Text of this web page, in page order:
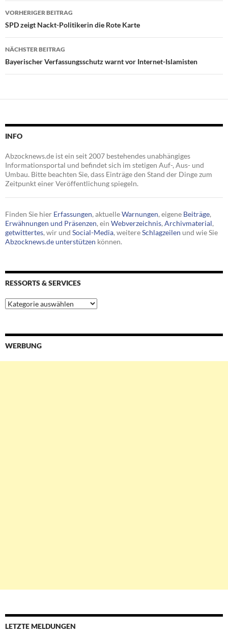
Beitragsnavigation
VORHERIGER BEITRAG
SPD zeigt Nackt-Politikerin die Rote Karte
NÄCHSTER BEITRAG
Bayerischer Verfassungsschutz warnt vor Internet-Islamisten
INFO
Abzocknews.de ist ein seit 2007 bestehendes unabhängiges
Informationsportal und befindet sich im stetigen Auf-, Aus- und
Umbau. Bitte beachten Sie, dass Einträge den Stand der Dinge zum
Zeitpunkt einer Veröffentlichung spiegeln.
Finden Sie hier Erfassungen, aktuelleWarnungen, eigene Beiträge,
Erwähnungen und Präsenzen, ein Webverzeichnis, Archivmaterial,
getwittertes, wir und Social-Media, weitereSchlagzeilen und wie Sie
Abzocknews.de unterstützen können.
RESSORTS & SERVICES
Ressorts
&
WERBUNG
LETZTE MELDUNGEN